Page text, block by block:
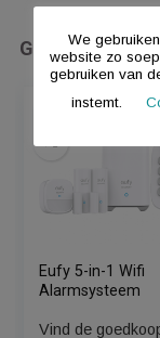
andere Ring
of de Ring
nodig om alle
beelden. Dit kost
We
instemt.